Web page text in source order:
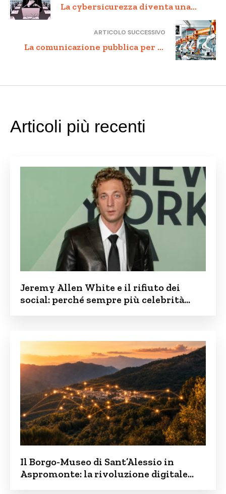
La cybersicurezza diventa una
ARTICOLO SUCCESSIVO
La comunicazione pubblica per le
Articoli più recenti
Jeremy Allen White e il rifiuto dei
social: perché sempre più celebrità
Il Borgo-Museo di Sant’Alessio in
Aspromonte: la rivoluzione digitale